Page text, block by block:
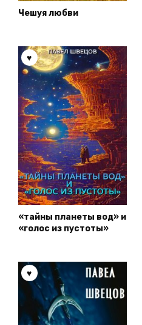
Чешуя любви
«тайны планеты вод» и
«голос из пустоты»